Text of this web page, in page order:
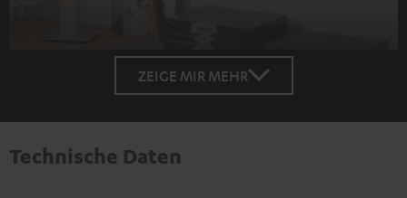
ZEIGE MIR MEHR
Technische Daten